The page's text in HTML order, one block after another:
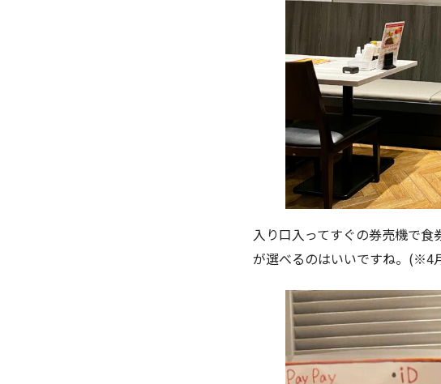
入り口入ってすぐの券売機で
が選べるのはいいですね。(※4